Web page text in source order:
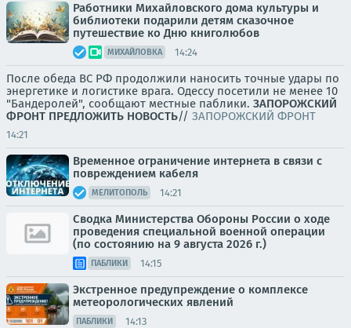
Работники Михайловского дома культуры и
библиотеки подарили детям сказочное
путешествие ко Дню книголюбов
МИХАЙЛОВКА 14:24
После обеда ВС РФ продолжили наносить точные удары по
энергетике и логистике врага. Одессу посетили не менее 10
"Бандеролей", сообщают местные паблики. ЗАПОРОЖСКИЙ
ФРОНТ ПРЕДЛОЖИТЬ НОВОСТЬ// ЗАПОРОЖСКИЙ ФРОНТ
14:21
Временное ограничение интернета в связи с
повреждением кабеля
МЕЛИТОПОЛЬ 14:21
Сводка Министерства Обороны России о ходе
проведения специальной военной операции
(по состоянию на 9 августа 2026 г.)
ПАБЛИКИ 14:15
Экстренное предупреждение о комплексе
метеорологических явлений
ПАБЛИКИ 14:13